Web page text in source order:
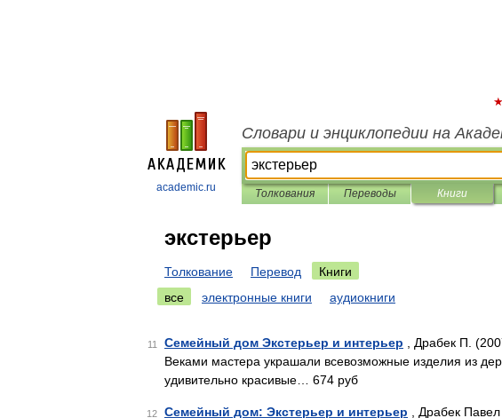
academic.ru
Словари и энциклопедии на
Толкования Переводы Книги
экстерьер
Толкование Перевод
Книги
все
электронные книги аудиокниги
11 Семейный дом Экстерьер и интерьер , Драбек П.
Веками мастера украшали всевозможные изделия из
удивительно красивые… 674 руб
12 Семейный дом: Экстерьер и интерьер , Драбек